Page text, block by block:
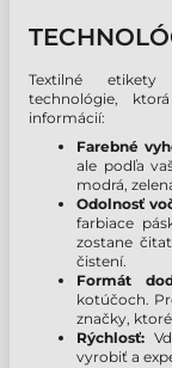
Textilné etikety
technológie,
informácií:
Farebné
ale podľa
modrá,
Odolnosť
farbiace
zostane
čistení.
Formát
kotúčoch.
značky,
Rýchlosť:
vyrobiť a